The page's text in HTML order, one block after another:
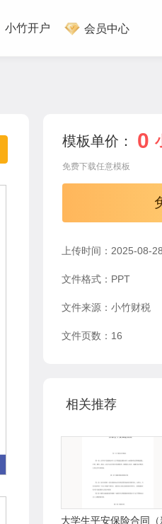
小竹开户 会员中心
模板单价： 0
免费下载任意模板
上传时间：2025-08-28
文件格式：PPT
文件来源：小竹财税
文件页数：16
相关推荐
大学生平安保险合同（